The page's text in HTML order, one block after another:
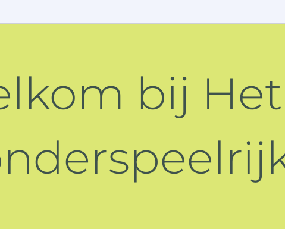
bij Het